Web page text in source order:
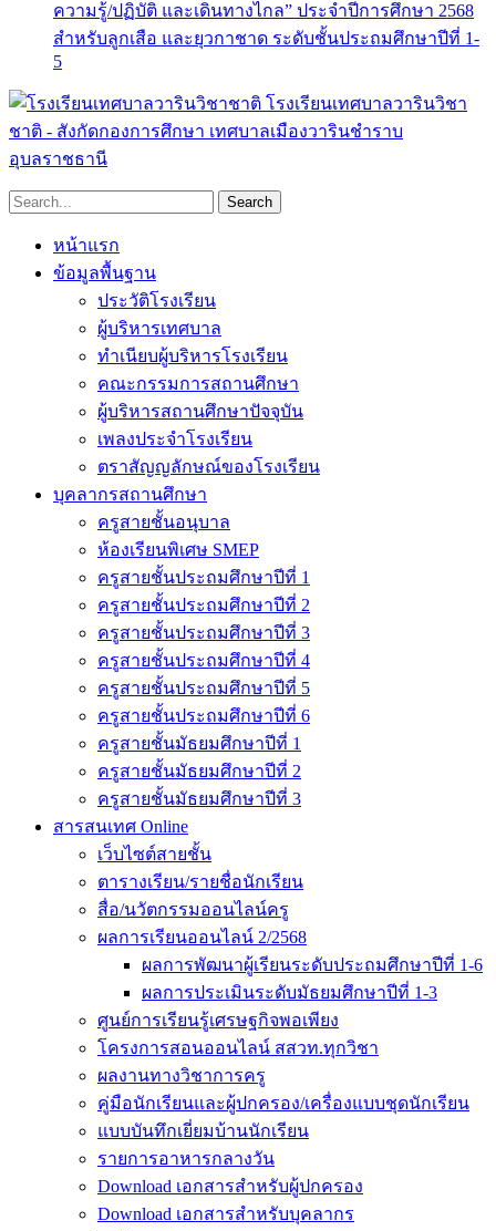
ความรู้/ปฏิบัติ และเดินทางไกล” ประจำปีการศึกษา 2568
สำหรับลูกเสือ และยุวกาชาด ระดับชั้นประถมศึกษาปีที่ 1-
5
โรงเรียนเทศบาลวารินวิชา
ชาติ - สังกัดกองการศึกษา เทศบาลเมืองวารินชำราบ
อุบลราชธานี
หน้าแรก
ข้อมูลพื้นฐาน
ประวัติโรงเรียน
ผู้บริหารเทศบาล
ทำเนียบผู้บริหารโรงเรียน
คณะกรรมการสถานศึกษา
ผู้บริหารสถานศึกษาปัจจุบัน
เพลงประจำโรงเรียน
ตราสัญญลักษณ์ของโรงเรียน
บุคลากรสถานศึกษา
ครูสายชั้นอนุบาล
ห้องเรียนพิเศษ SMEP
ครูสายชั้นประถมศึกษาปีที่ 1
ครูสายชั้นประถมศึกษาปีที่ 2
ครูสายชั้นประถมศึกษาปีที่ 3
ครูสายชั้นประถมศึกษาปีที่ 4
ครูสายชั้นประถมศึกษาปีที่ 5
ครูสายชั้นประถมศึกษาปีที่ 6
ครูสายชั้นมัธยมศึกษาปีที่ 1
ครูสายชั้นมัธยมศึกษาปีที่ 2
ครูสายชั้นมัธยมศึกษาปีที่ 3
สารสนเทศ Online
เว็บไซต์สายชั้น
ตารางเรียน/รายชื่อนักเรียน
สื่อ/นวัตกรรมออนไลน์ครู
ผลการเรียนออนไลน์ 2/2568
ผลการพัฒนาผู้เรียนระดับประถมศึกษาปีที่ 1-6
ผลการประเมินระดับมัธยมศึกษาปีที่ 1-3
ศูนย์การเรียนรู้เศรษฐกิจพอเพียง
โครงการสอนออนไลน์ สสวท.ทุกวิชา
ผลงานทางวิชาการครู
คู่มือนักเรียนและผู้ปกครอง/เครื่องแบบชุดนักเรียน
แบบบันทึกเยี่ยมบ้านนักเรียน
รายการอาหารกลางวัน
Download เอกสารสำหรับผู้ปกครอง
Download เอกสารสำหรับบุคลากร